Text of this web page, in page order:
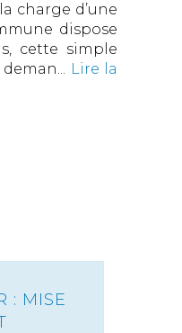
charge d’une
dispose
cette simple
Lire la
: MISE